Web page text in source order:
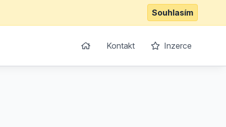
Souhlasím
Kontakt Inzerce